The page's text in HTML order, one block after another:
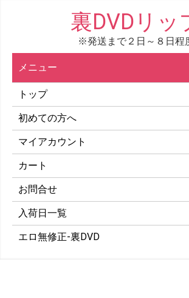
裏DVDリッ
※発送まで２日～８日程
メニュー
トップ
初めての方へ
マイアカウント
カート
お問合せ
入荷日一覧
エロ無修正-裏DVD